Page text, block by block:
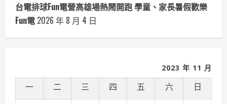
台電排球Fun電營高雄場熱鬧開跑 學童、家長暑假歡樂
Fun電 2026 年 8 月 4 日
2023 年 11 月
一 二 三 四 五 六 日